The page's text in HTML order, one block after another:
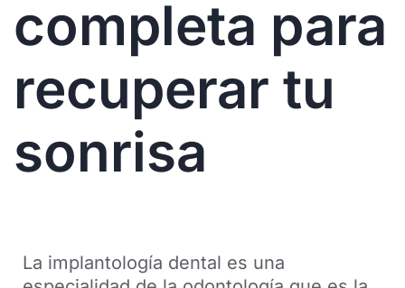
completa para
recuperar tu
sonrisa
La implantología dental es una